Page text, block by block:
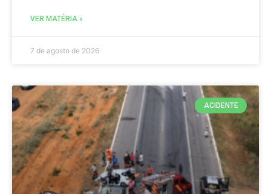
VER MATÉRIA »
7 de agosto de 2026
ACIDENTE